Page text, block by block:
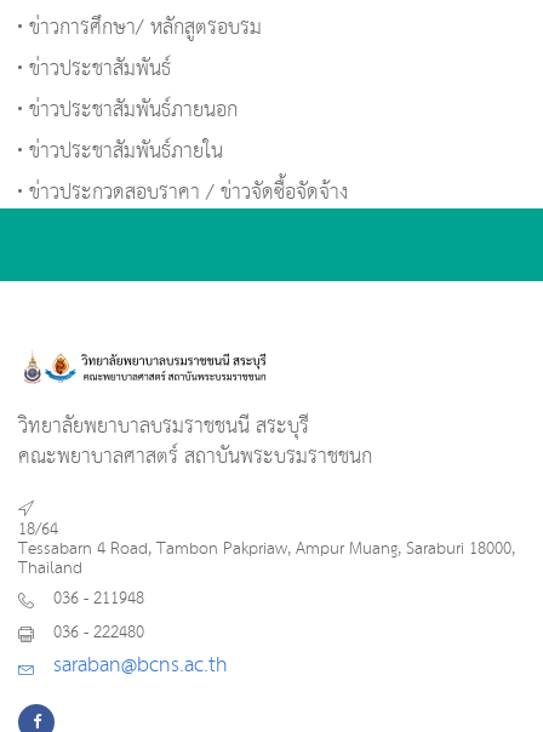
ข่าวการศึกษา/ หลักสูตรอบรม
ข่าวประชาสัมพันธ์
ข่าวประชาสัมพันธ์ภายนอก
ข่าวประชาสัมพันธ์ภายใน
ข่าวประกวดสอบราคา / ข่าวจัดซื้อจัดจ้าง
วิทยาลัยพยาบาลบรมราชชนนี สระบุรี
คณะพยาบาลศาสตร์ สถาบันพระบรมราชชนก
18/64
Tessabarn 4 Road, Tambon Pakpriaw, Ampur Muang, Saraburi 18000,
Thailand
036 - 211948
036 - 222480
saraban@bcns.ac.th